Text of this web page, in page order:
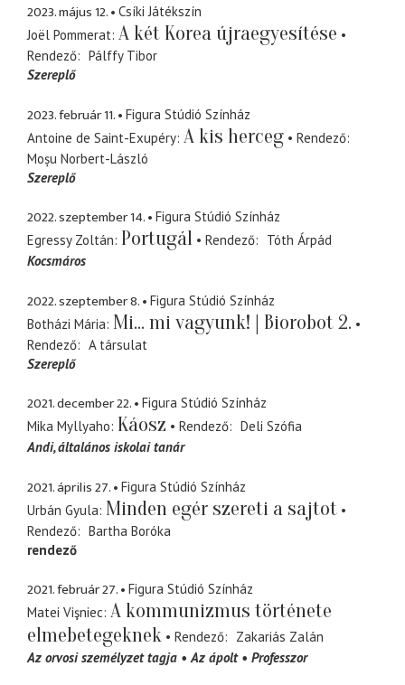
2023. május 12.
Csíki Játékszín
Joël Pommerat A két Korea újraegyesítése
Rendező
Pálffy Tibor
Szereplő
2023. február 11.
Figura Stúdió Színház
Antoine de Saint-Exupéry A kis herceg
Rendező
Moșu Norbert-László
Szereplő
2022. szeptember 14.
Figura Stúdió Színház
Egressy Zoltán Portugál Rendező
Tóth Árpád
Kocsmáros
2022. szeptember 8.
Figura Stúdió Színház
Botházi Mária Mi... mi vagyunk! | Biorobot 2.
Rendező
A társulat
Szereplő
2021. december 22.
Figura Stúdió Színház
Mika Myllyaho Káosz Rendező
Deli Szófia
Andi általános iskolai tanár
2021. április 27.
Figura Stúdió Színház
Urbán Gyula Minden egér szereti a sajtot
Rendező
Bartha Boróka
rendező
2021. február 27.
Figura Stúdió Színház
Matei Vişniec A kommunizmus története
elmebetegeknek
Rendező
Zakariás Zalán
Az orvosi személyzet tagja
Az ápolt Professzor